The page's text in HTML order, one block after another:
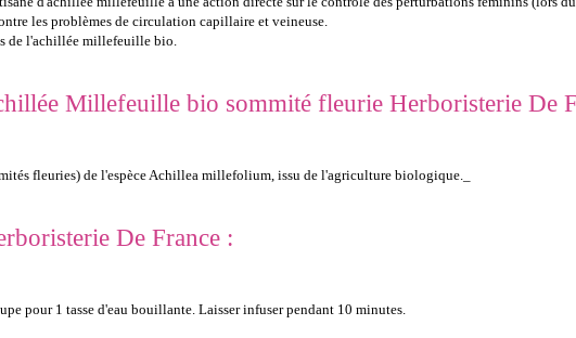
les problèmes de circulation capillaire et veineuse.
de l'achillée millefeuille bio.
Millefeuille bio sommité fleurie Herboristerie De
fleuries) de l'espèce Achillea millefolium, issu de l'agriculture biologique._
De France :
pour 1 tasse d'eau bouillante. Laisser infuser pendant 10 minutes.